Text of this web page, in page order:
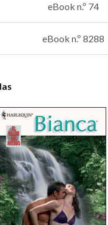
eBook n.º 74
eBook n.º 8288